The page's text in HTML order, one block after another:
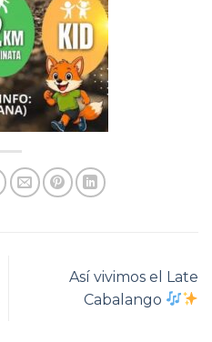
Así vivimos el Late
Cabalango